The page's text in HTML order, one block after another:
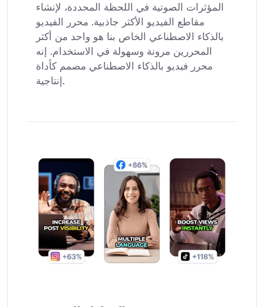
المؤثرات الصوتية في اللحظة المحددة، لإنشاء
مقاطع الفيديو الأكثر جاذبية. محرر الفيديو
بالذكاء الاصطناعي الخاص بنا هو واحد من أكثر
المحررين مرونة وسهولة في الاستخدام. إنه
محرر فيديو بالذكاء الاصطناعي مصمم كأداة
إنتاجية.